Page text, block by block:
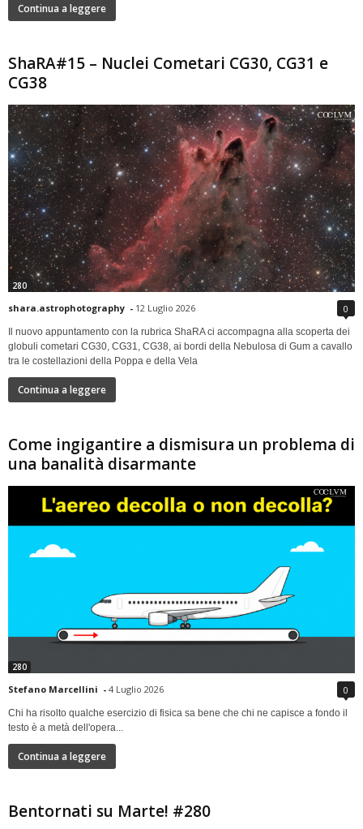
Continua a leggere
ShaRA#15 – Nuclei Cometari CG30, CG31 e
CG38
280
shara.astrophotography - 12 Luglio 2026 0
Il nuovo appuntamento con la rubrica ShaRA ci accompagna alla scoperta dei
globuli cometari CG30, CG31, CG38, ai bordi della Nebulosa di Gum a cavallo
tra le costellazioni della Poppa e della Vela
Continua a leggere
Come ingigantire a dismisura un problema di
una banalità disarmante
280
Stefano Marcellini - 4 Luglio 2026 0
Chi ha risolto qualche esercizio di fisica sa bene che chi ne capisce a fondo il
testo è a metà dell'opera...
Continua a leggere
Bentornati su Marte! #280